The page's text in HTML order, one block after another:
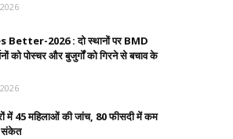
2026 : दो स्थानों पर BMD
को पोस्चर और बुजुर्गों को गिरने से बचाव के
में 45 महिलाओं की जांच, 80 फीसदी में कम
संकेत